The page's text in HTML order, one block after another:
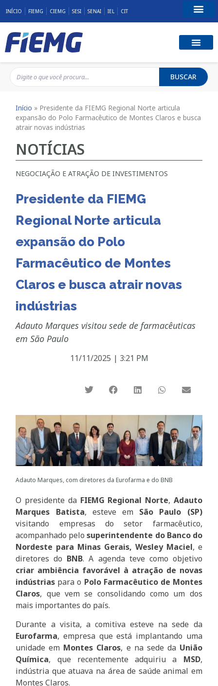
INÍCIO FIEMG CIEMG SESI SENAI IEL CIT
BUSCAR
Início » Presidente da FIEMG Regional Norte articula
expansão do Polo Farmacêutico de Montes Claros e busca
atrair novas indústrias
NOTÍCIAS
NEGOCIAÇÃO E ATRAÇÃO DE INVESTIMENTOS
Presidente da FIEMG
Regional Norte articula
expansão do Polo
Farmacêutico de Montes
Claros e busca atrair novas
indústrias
Adauto Marques visitou sede de farmacêuticas
em São Paulo
11/11/2025 | 3:21 PM
Adauto Marques, com diretores da Eurofarma e do BNB
O presidente da FIEMG Regional Norte, Adauto
Marques Batista, esteve em São Paulo (SP)
visitando empresas do setor farmacêutico,
acompanhado pelosuperintendente do Banco do
Nordeste para Minas Gerais, Wesley Maciel, e
diretores do BNB. A agenda teve como objetivo
criar ambiência favorável à atração de novas
indústrias para o Polo Farmacêutico de Montes
Claros, que vem se consolidando como um dos
mais importantes do país.
Durante a visita, a comitiva esteve na sede da
Eurofarma, empresa que está implantando uma
unidade em Montes Claros, e na sede da União
Química, que recentemente adquiriu a MSD,
indústria que atuava na área de saúde animal em
Montes Claros.